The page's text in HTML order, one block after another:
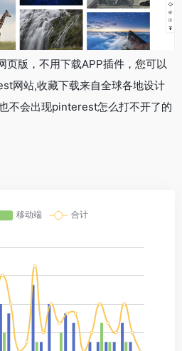
版，不用下载APP插件，您可以
网站,收藏下载来自全球各地设计
不会出现pinterest怎么打不开了的